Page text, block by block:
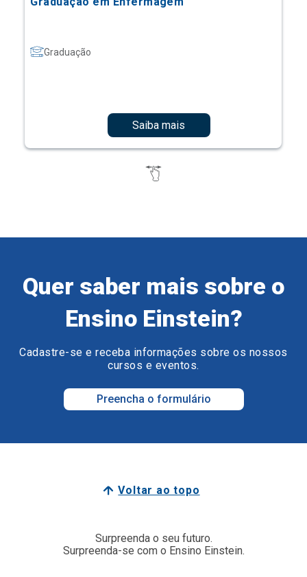
Graduação
Saiba mais
Quer saber mais sobre o
Ensino Einstein?
Cadastre-se e receba informações sobre os nossos
cursos e eventos.
Preencha o formulário
Voltar ao topo
Surpreenda o seu futuro.
Surpreenda-se com o Ensino Einstein.